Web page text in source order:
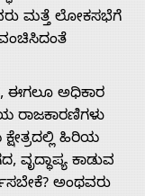
ಮತ್ತೆ ಲೋಕಸಭೆಗೆ
ಈಗಲೂ ಅಧಿಕಾರ
ರಾಜಕಾರಣಿಗಳು
ಹಿರಿಯ
ವೃದ್ಧಾಪ್ಯ ಕಾಡುವ
ಅಂಥವರು